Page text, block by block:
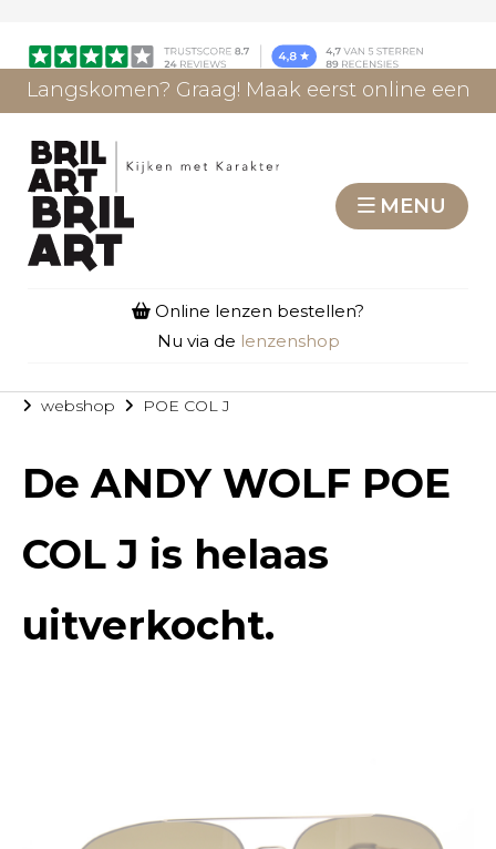
Langskomen? Graag! Maak eerst online een
MENU
Online lenzen bestellen?
Nu via de lenzenshop
webshop POE COL J
DeANDY WOLF POE
COL J is helaas
uitverkocht.